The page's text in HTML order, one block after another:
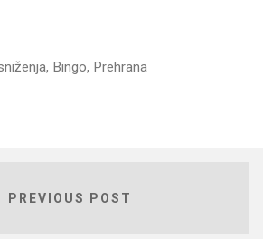
, Bingo, Prehrana
PREVIOUS POST